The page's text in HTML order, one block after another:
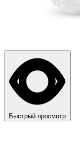
Быстрый просмотр